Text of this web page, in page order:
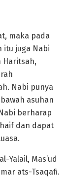
maka pada
itu juga Nabi
Haritsah,
Nabi punya
asuhan
berharap
dan dapat
Yalail, Mas’ud
ats-Tsaqafi.